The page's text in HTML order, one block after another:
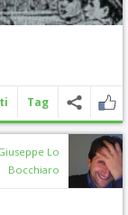
Tag
Lo
Bocchiaro